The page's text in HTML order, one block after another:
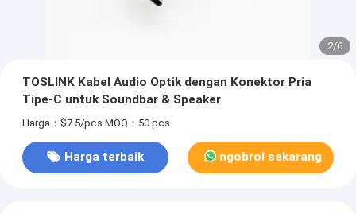
2/6
TOSLINK Kabel Audio Optik dengan Konektor Pria
Tipe-C untuk Soundbar & Speaker
Harga：$7.5/pcs MOQ：50 pcs
Harga terbaik ngobrol sekarang